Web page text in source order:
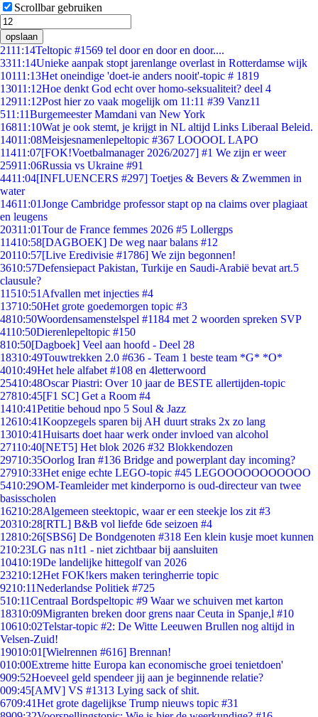
Scrollbar gebruiken
opslaan
2111:14Teltopic #1569 tel door en door en door....
3311:14Unieke aanpak stopt jarenlange overlast in Rotterdamse wijk
10111:13Het oneindige 'doet-ie anders nooit'-topic # 1819
13011:12Hoe denkt God echt over homo-seksualiteit? deel 4
12911:12Post hier zo vaak mogelijk om 11:11 #39 Vanz11
511:11Burgemeester Mamdani van New York
16811:10Wat je ook stemt, je krijgt in NL altijd Links Liberaal Beleid.
14011:08Meisjesnamenlepeltopic #367 LOOOOL LAPO
11411:07[FOK!Voetbalmanager 2026/2027] #1 We zijn er weer
25911:06Russia vs Ukraine #91
4411:04[INFLUENCERS #297] Toetjes & Bevers & Zwemmen in
water
14611:01Jonge Cambridge professor stapt op na claims over plagiaat
en leugens
20311:01Tour de France femmes 2026 #5 Lollergps
11410:58[DAGBOEK] De weg naar balans #12
20110:57[Live Eredivisie #1786] We zijn begonnen!
3610:57Defensiepact Pakistan, Turkije en Saudi-Arabië bevat art.5
clausule?
11510:51 Afvallen met injecties #4
13710:50Het grote goedemorgen topic #3
4810:50Woordensamenstelspel #1184 met 2 woorden spreken SVP
4110:50Dierenlepeltopic #150
810:50[Dagboek] Veel aan hoofd - Deel 28
18310:49Touwtrekken 2.0 #636 - Team 1 beste team *G* *O*
4010:49Het hele alfabet #108 en 4letterwoord
25410:48Oscar Piastri: Over 10 jaar de BESTE allertijden-topic
27810:45[F1 SC] Get a Room #4
1410:41Petitie behoud npo 5 Soul & Jazz
12610:41Koopzegels sparen bij AH duurt straks 2x zo lang
13010:41Huisarts doet haar werk onder invloed van alcohol
27110:40[NET5] Het blok 2026 #32 Blokkendozen
29710:35Oorlog Iran #136 Bridge and powerplant day incoming?
27910:33Het enige echte LEGO-topic #45 LEGOOOOOOOOOOO
5410:29OM-Teamleider met kinderporno is oud-directeur van twee
basisscholen
16210:28Algemeen steektopic, waar er een steekje los zit #3
20310:28[RTL] B&B vol liefde 6de seizoen #4
12810:26[SBS6] De Bondgenoten #318 Een klein kusje moet kunnen
210:23LG nas n1t1 - niet zichtbaar bij aansluiten
10410:19De landelijke hittegolf van 2026
23210:12Het FOK!kers maken teringherrie topic
9210:11Nederlandse Politiek #725
510:11Centraal Bordspeltopic #9 Waar we schuiven met karton
18310:09Migranten breken door grens naar Ceuta in Spanje,l #10
10610:02Telstar-topic #2: De Witte Leeuwen Brullen nog altijd in
Velsen-Zuid!
19010:01 [Wielrennen #616] Brennan!
010:00Extreme hitte Europa kan economische groei tenietdoen'
909:52Hoeveel geld spendeer jij aan je beginnende relatie?
009:45[AMV] VS #1313 Lying sack of shit.
6709:41Het grote dagelijkse Trump nieuws topic #31